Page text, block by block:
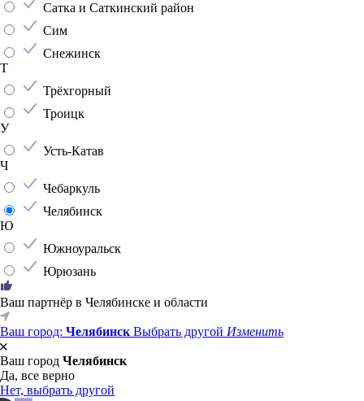
Сатка и Саткинский район
Сим
Снежинск
Т
Трёхгорный
Троицк
У
Усть-Катав
Ч
Чебаркуль
Челябинск
Ю
Южноуральск
Юрюзань
Ваш партнёр в Челябинске и области
Ваш город: Челябинск Выбрать другой Изменить
Ваш город Челябинск
Да, все верно
Нет, выбрать другой